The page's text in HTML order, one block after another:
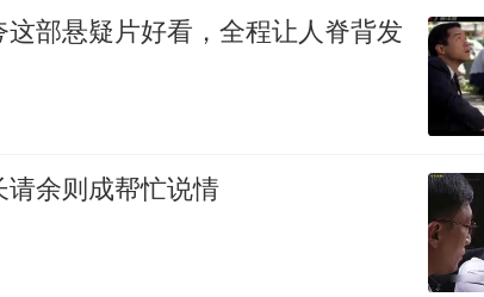
部悬疑片好看，全程让人脊背发
余则成帮忙说情